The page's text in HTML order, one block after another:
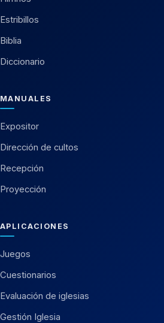
Estribillos
Biblia
Diccionario
MANUALES
Expositor
Dirección de cultos
Recepción
Proyección
APLICACIONES
Juegos
Cuestionarios
Evaluación de iglesias
Gestión Iglesia